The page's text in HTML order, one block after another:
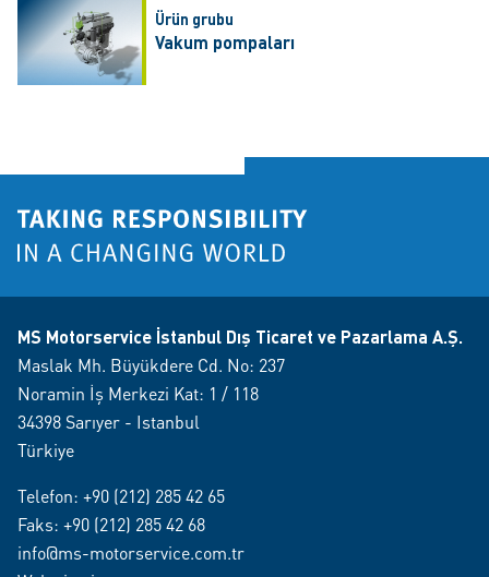
Ürün grubu
Vakum pompaları
MS Motorservice İstanbul Dış Ticaret ve Pazarlama A.Ş.
Maslak Mh. Büyükdere Cd. No: 237
Noramin İş Merkezi Kat: 1 / 118
34398 Sarıyer - Istanbul
Türkiye
Telefon: +90 (212) 285 42 65
Faks: +90 (212) 285 42 68
info@ms-motorservice.com.tr